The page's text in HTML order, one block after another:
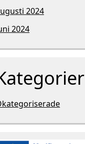
2024
2024